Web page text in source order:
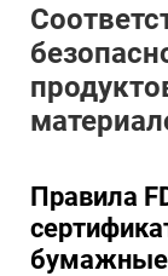
Правила
бумажные